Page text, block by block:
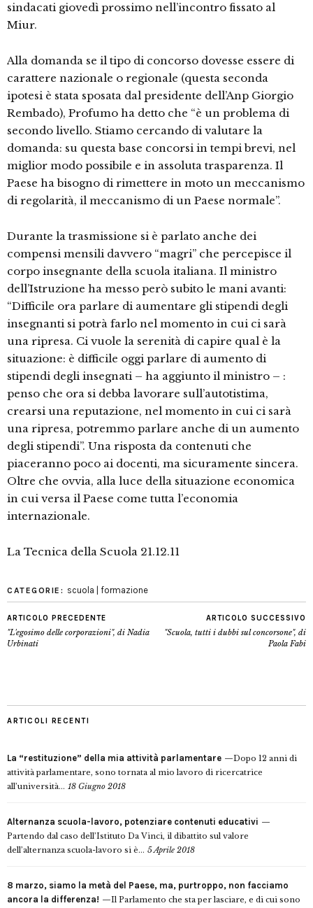
sindacati giovedì prossimo nell’incontro fissato al
Miur.
Alla domanda se il tipo di concorso dovesse essere di
carattere nazionale o regionale (questa seconda
ipotesi è stata sposata dal presidente dell’Anp Giorgio
Rembado), Profumo ha detto che “è un problema di
secondo livello. Stiamo cercando di valutare la
domanda: su questa base concorsi in tempi brevi, nel
miglior modo possibile e in assoluta trasparenza. Il
Paese ha bisogno di rimettere in moto un meccanismo
di regolarità, il meccanismo di un Paese normale”.
Durante la trasmissione si è parlato anche dei
compensi mensili davvero “magri” che percepisce il
corpo insegnante della scuola italiana. Il ministro
dell’Istruzione ha messo però subito le mani avanti:
“Difficile ora parlare di aumentare gli stipendi degli
insegnanti si potrà farlo nel momento in cui ci sarà
una ripresa. Ci vuole la serenità di capire qual è la
situazione: è difficile oggi parlare di aumento di
stipendi degli insegnati – ha aggiunto il ministro – :
penso che ora si debba lavorare sull’autotistima,
crearsi una reputazione, nel momento in cui ci sarà
una ripresa, potremmo parlare anche di un aumento
degli stipendi”. Una risposta da contenuti che
piaceranno poco ai docenti, ma sicuramente sincera.
Oltre che ovvia, alla luce della situazione economica
in cui versa il Paese come tutta l’economia
internazionale.
La Tecnica della Scuola 21.12.11
CATEGORIE: scuola | formazione
ARTICOLO PRECEDENTE
"L'egosimo delle corporazioni", di Nadia
Urbinati
ARTICOLO SUCCESSIVO
"Scuola, tutti i dubbi sul concorsone", di
Paola Fabi
ARTICOLI RECENTI
La “restituzione” della mia attività parlamentare
Dopo 12 anni di
attività parlamentare, sono tornata al mio lavoro di ricercatrice
all’università... 18 Giugno 2018
Alternanza scuola-lavoro, potenziare contenuti educativi
Partendo dal caso dell’Istituto Da Vinci, il dibattito sul valore
dell’alternanza scuola-lavoro si è... 5 Aprile 2018
8 marzo, siamo la metà del Paese, ma, purtroppo, non facciamo
ancora la differenza!
Il Parlamento che sta per lasciare, e di cui sono